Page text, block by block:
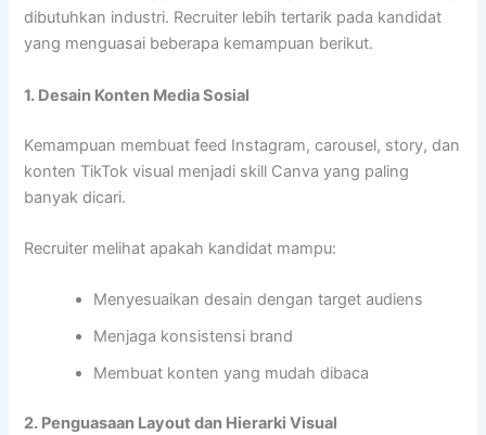
dibutuhkan industri. Recruiter lebih tertarik pada kandidat
yang menguasai beberapa kemampuan berikut.
1. Desain Konten Media Sosial
Kemampuan membuat feed Instagram, carousel, story, dan
konten TikTok visual menjadi skill Canva yang paling
banyak dicari.
Recruiter melihat apakah kandidat mampu:
Menyesuaikan desain dengan target audiens
Menjaga konsistensi brand
Membuat konten yang mudah dibaca
2. Penguasaan Layout dan Hierarki Visual